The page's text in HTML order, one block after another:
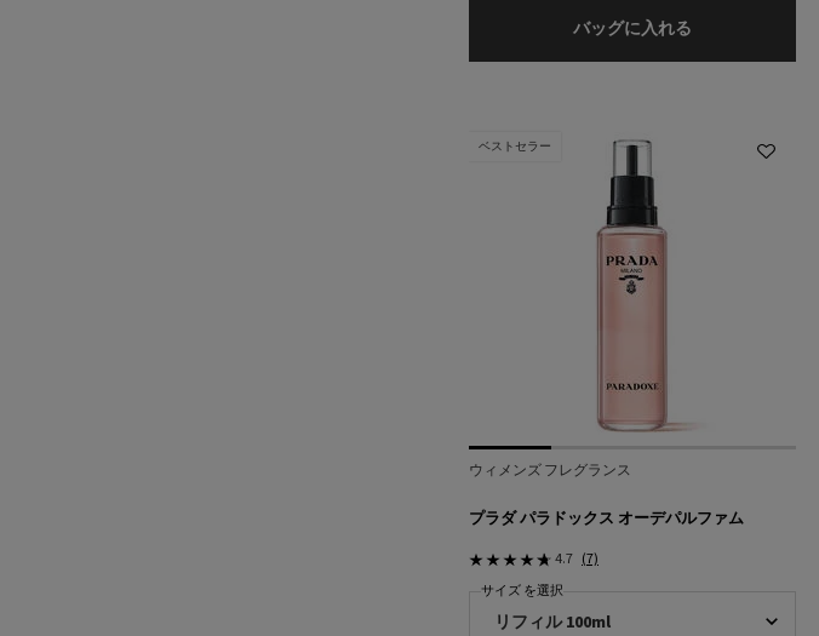
バッグに入れる プラダ パラド
ベストセラー
ウィメンズ フレグランス
プラダ パラドックス オーデパルファム
4.7 (7)
サイズ を選択